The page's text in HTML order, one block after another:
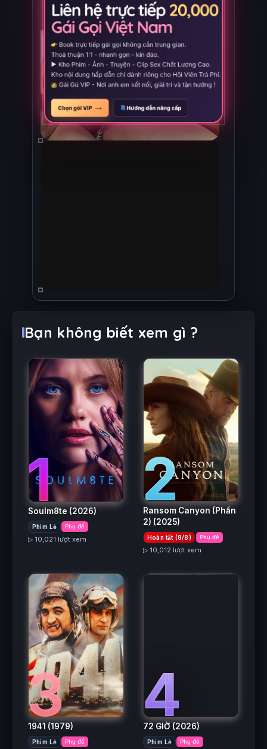
Bạn không biết xem gì ?
1
Soulm8te (2026)
Phim Lẻ Phụ đề
▷ 10,021 lượt xem
2
Ransom Canyon (Phần
2) (2025)
Hoàn tất (8/8) Phụ đề
▷ 10,012 lượt xem
3
1941 (1979)
Phim Lẻ Phụ đề
4
72 GIỜ (2026)
Phim Lẻ Phụ đề